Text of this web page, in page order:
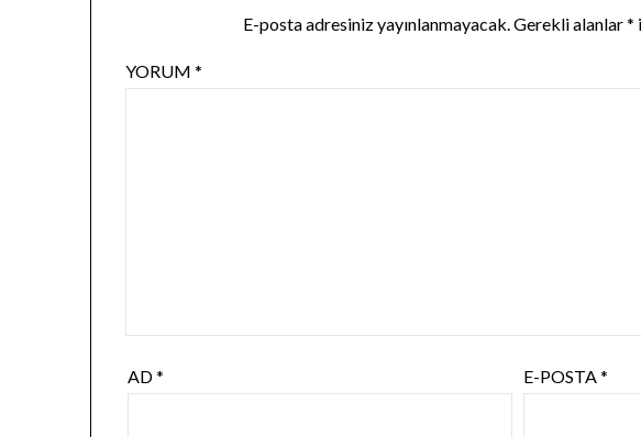
E-posta adresiniz yayınlanmayacak.Gerekli alanlar*
YORUM*
AD* E-POSTA*